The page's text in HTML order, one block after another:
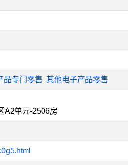
品专门零售 其他电子产品零售
A2单元-2506房